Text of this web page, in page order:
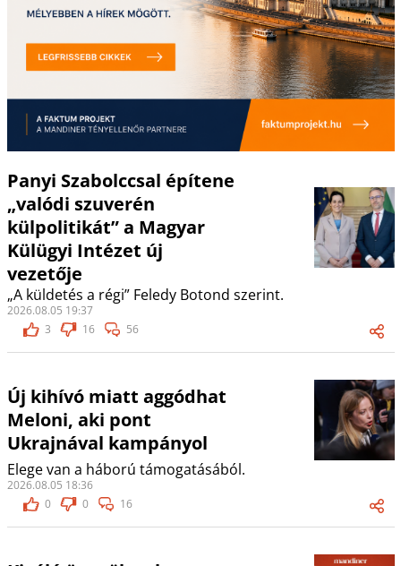
Panyi Szabolccsal építene
„valódi szuverén
külpolitikát” a Magyar
Külügyi Intézet új
vezetője
„A küldetés a régi” Feledy Botond szerint.
2026.08.05 19:37
3
16 56
Új kihívó miatt aggódhat
Meloni, aki pont
Ukrajnával kampányol
Elege van a háború támogatásából.
2026.08.05 18:36
0
0 16